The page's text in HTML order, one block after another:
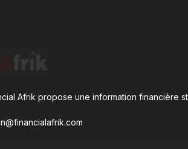
Afrik propose une information financière